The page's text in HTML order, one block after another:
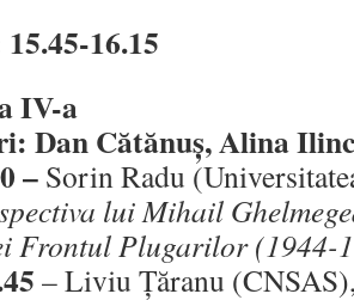
16.15
IV-a
Dan Cătănuş, Alina
– Sorin Radu
lui Mihail
Frontul Plugarilor (1944-
– Liviu Ţăranu